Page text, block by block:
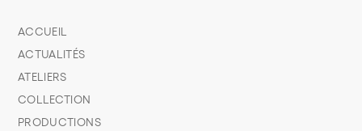
ACCUEIL
ACTUALITÉS
ATELIERS
COLLECTION
PRODUCTIONS